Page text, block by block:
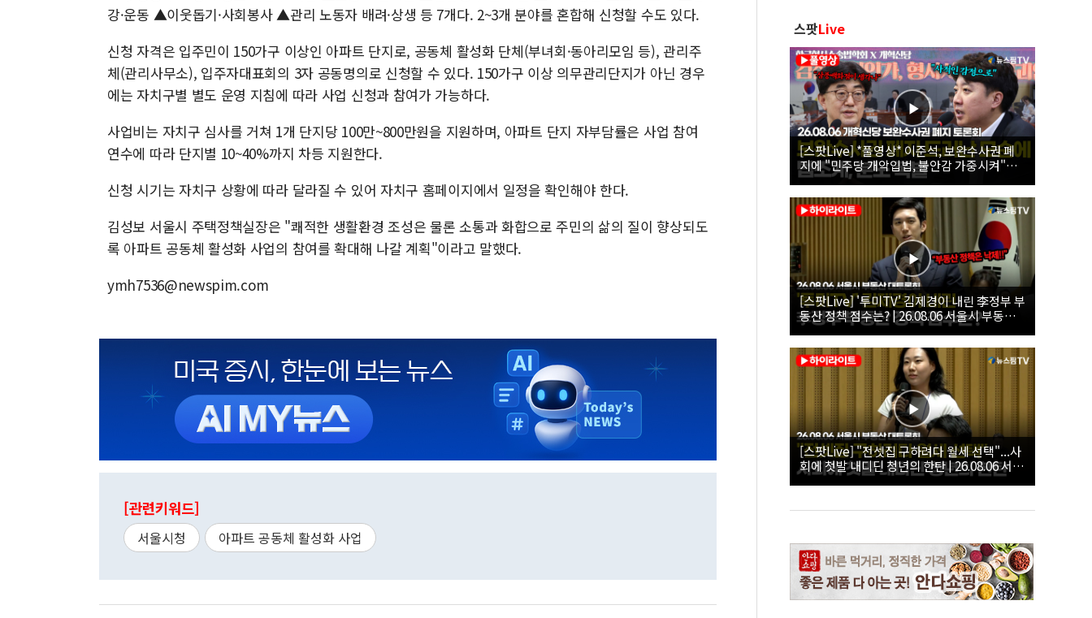
강·운동 ▲이웃돕기·사회봉사 ▲관리 노동자 배려·상생 등 7개다. 2~3개 분야를 혼합해 신청할 수도 있다.
신청 자격은 입주민이 150가구 이상인 아파트 단지로, 공동체 활성화 단체(부녀회·동아리모임 등), 관리주
체(관리사무소), 입주자대표회의 3자 공동명의로 신청할 수 있다. 150가구 이상 의무관리단지가 아닌 경우
에는 자치구별 별도 운영 지침에 따라 사업 신청과 참여가 가능하다.
사업비는 자치구 심사를 거쳐 1개 단지당 100만~800만원을 지원하며, 아파트 단지 자부담률은 사업 참여
연수에 따라 단지별 10~40%까지 차등 지원한다.
신청 시기는 자치구 상황에 따라 달라질 수 있어 자치구 홈페이지에서 일정을 확인해야 한다.
김성보 서울시 주택정책실장은 "쾌적한 생활환경 조성은 물론 소통과 화합으로 주민의 삶의 질이 향상되도
록 아파트 공동체 활성화 사업의 참여를 확대해 나갈 계획"이라고 말했다.
ymh7536@newspim.com
[관련키워드]
서울시청 아파트 공동체 활성화 사업
스팟Live
[스팟Live] *풀영상* 이준석, 보완수사권 폐
지에 "민주당 개악입법, 불안감 가중시켜"｜
26.08.06 개혁신당 보완수사권 폐지 토론회
[스팟Live] '투미TV' 김제경이 내린 李정부 부
동산 정책 점수는? | 26.08.06 서울시 부동산
대토론회
[스팟Live] "전셋집 구하려다 월세 선택"...사
회에 첫발 내디딘 청년의 한탄 | 26.08.06 서울
시 부동산 대토론회